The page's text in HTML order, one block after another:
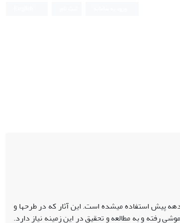
پیش استفاده می‏شده است. این آثار که در طرح‏ها و
رفته و به مطالعه و تحقیق در این زمینه نیاز دارد.